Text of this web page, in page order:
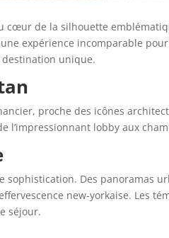
cœur de la silhouette
expérience incomparable
destination unique.
proche des icônes
l’impressionnant lobby aux
Des panoramas
new-yorkaise. Les
séjour.